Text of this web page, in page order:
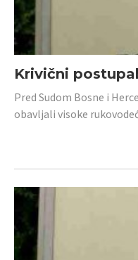
Krivični
Pred Sudom Bosne i
obavljali visoke